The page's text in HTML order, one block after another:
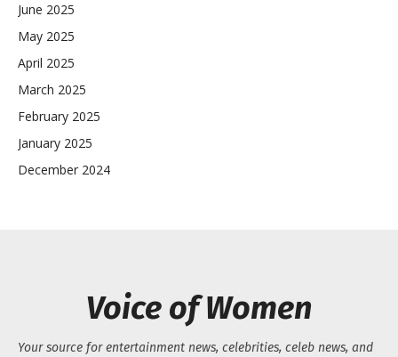
June 2025
May 2025
April 2025
March 2025
February 2025
January 2025
December 2024
Voice of Women
Your source for entertainment news, celebrities, celeb news, and